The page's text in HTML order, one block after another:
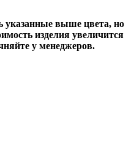
указанные выше цвета, но
изделия увеличится
у менеджеров.